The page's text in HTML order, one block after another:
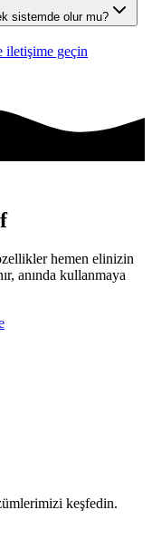
sistemde olur mu?
iletişime geçin
hemen elinizin
anında kullanmaya
keşfedin.